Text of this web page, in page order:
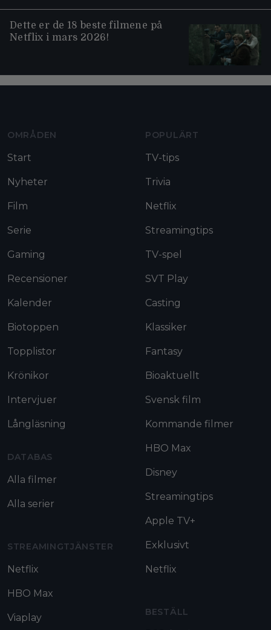
Dette er de 18 beste filmene på
Netflix i mars 2026!
OMRÅDEN
Start
Nyheter
Film
Serie
Gaming
Recensioner
Kalender
Biotoppen
Topplistor
Krönikor
Intervjuer
Långläsning
DATABAS
Alla filmer
Alla serier
STREAMINGTJÄNSTER
Netflix
HBO Max
Viaplay
POPULÄRT
TV-tips
Trivia
Netflix
Streamingtips
TV-spel
SVT Play
Casting
Klassiker
Fantasy
Bioaktuellt
Svensk film
Kommande filmer
HBO Max
Disney
Streamingtips
Apple TV+
Exklusivt
Netflix
BESTÄLL